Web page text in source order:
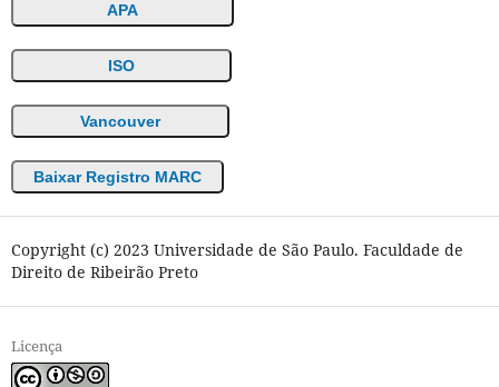
APA
ISO
Vancouver
Baixar Registro MARC
Copyright (c) 2023 Universidade de São Paulo. Faculdade de
Direito de Ribeirão Preto
Licença